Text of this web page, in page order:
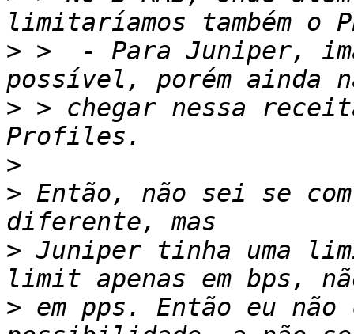
> >  - Para Juniper,
> > chegar nessa
>
> Então, não sei se
> Juniper tinha uma
> em pps. Então eu